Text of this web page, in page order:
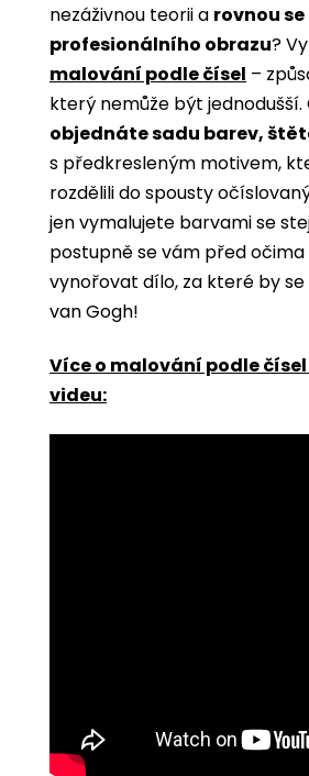
nezáživnou teorii a rovnou
profesionálního obrazu?
malování podle čísel ­­–
který nemůže být jednodušší.
objednáte sadu barev,
s předkresleným motivem,
rozdělili do spousty
jen vymalujete barvami se
postupně se vám před
vynořovat dílo, za které by
van Gogh!
Více o malování podle
videu: